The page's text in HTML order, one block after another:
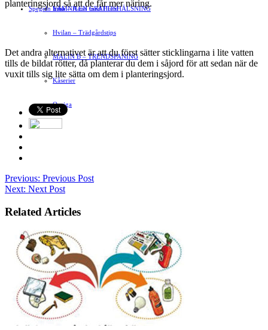
Yrsa – Hand med Hund
Hvilan – Trädgårdstips
MALIN B – TRENDSPANING
Kåserier
Ovriga
LÄMNA EN GRATTISHÄLSNING
Spegeln Info
planteringsjord så att de får mer näring.
Det andra alternativet är att du först sätter sticklingarna i lite vatten
tills de bildat rötter, då planterar du dem i såjord för att sedan när de
vuxit tills sig lite sätta om dem i planteringsjord.
Previous: Previous Post
Next: Next Post
Related Articles